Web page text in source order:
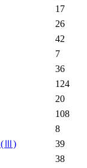
17
26
42
7
36
124
20
108
8
(Ⅲ) 39
38